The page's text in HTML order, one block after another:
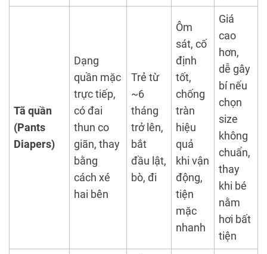
Tã quần
(Pants
Diapers)
Dạng
quần mặc
trực tiếp,
có đai
thun co
giãn, thay
bằng
cách xé
hai bên
Trẻ từ
~6
tháng
trở lên,
bắt
đầu lật,
bò, đi
Ôm
sát, cố
định
tốt,
chống
tràn
hiệu
quả
khi vận
động,
tiện
mặc
nhanh
Giá
cao
hơn,
dễ gây
bí nếu
chọn
size
không
chuẩn,
thay
khi bé
nằm
hơi bất
tiện